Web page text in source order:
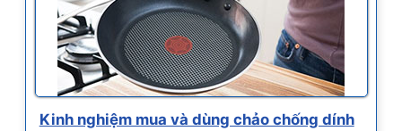
Kinh nghiệm mua và dùng chảo chống dính